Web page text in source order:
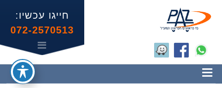
Skip
links
primary
navigation
content
primary
sidebar
חייגו עכשיו:
072-2570513